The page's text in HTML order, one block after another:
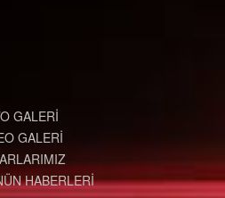
GALERİ
GALERİ
HABERLERİ